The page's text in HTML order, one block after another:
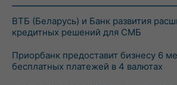
ВТБ (Беларусь) и Банк развития
кредитных решений для СМБ
Приорбанк предоставит бизнесу 6
бесплатных платежей в 4 валютах